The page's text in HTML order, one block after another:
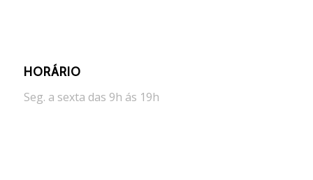
HORÁRIO
Seg. a sexta das 9h ás 19h